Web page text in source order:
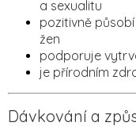
a sexualitu
pozitivně
žen
podporuje
je přírodním
Dávkování a